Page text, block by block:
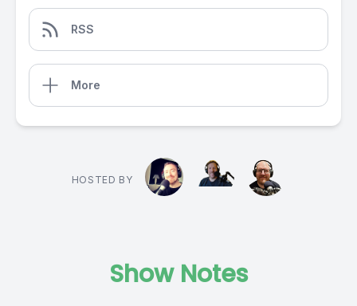
RSS
More
HOSTED BY
Show Notes